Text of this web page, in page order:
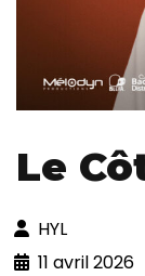
Le
HYL
11 avril 2026